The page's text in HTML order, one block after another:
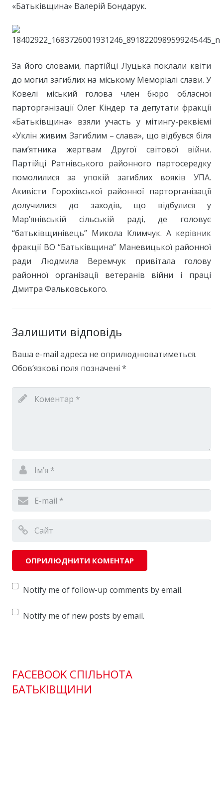
«Батьківщина» Валерій Бондарук.
За його словами, партійці Луцька поклали квіти
до могил загиблих на міському Меморіалі слави. У
Ковелі міський голова член бюро обласної
парторганізації Олег Кіндер та депутати фракції
«Батьківщина» взяли участь у мітингу-реквіємі
«Уклін живим. Загиблим – слава», що відбувся біля
пам’ятника жертвам Другої світової війни.
Партійці Ратнівського районного партосередку
помолилися за упокій загиблих вояків УПА.
Акивісти Горохівської районної парторганізації
долучилися до заходів, що відбулися у
Мар’янівській сільській раді, де головує
“батьківщинівець” Микола Климчук. А керівник
фракції ВО “Батьківщина” Маневицької районної
ради Людмила Веремчук привітала голову
районної організації ветеранів війни і праці
Дмитра Фальковського.
Залишити відповідь
Ваша e-mail адреса не оприлюднюватиметься.
Обов’язкові поля позначені *
Notify me of follow-up comments by email.
Notify me of new posts by email.
FACEBOOK СПІЛЬНОТА
БАТЬКІВЩИНИ